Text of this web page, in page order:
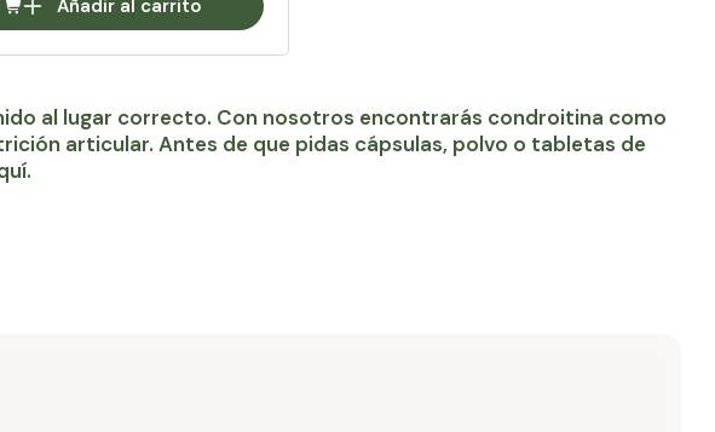
Añadir al carrito
al lugar correcto. Con nosotros encontrarás condroitina como
articular. Antes de que pidas cápsulas, polvo o tabletas de